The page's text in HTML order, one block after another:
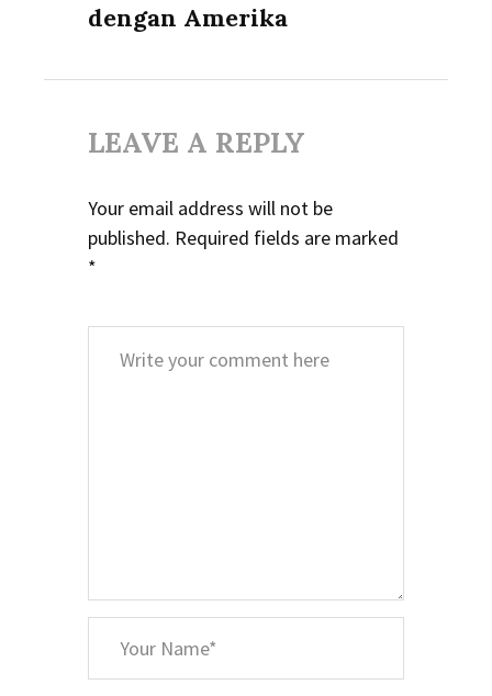
dengan Amerika
LEAVE A REPLY
Your email address will not be
published. Required fields are marked
*
Name